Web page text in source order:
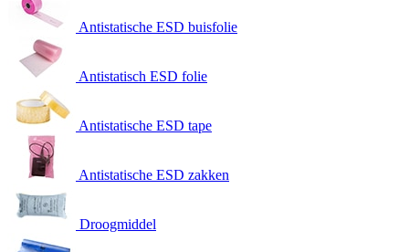
Antistatische ESD buisfolie
Antistatisch ESD folie
Antistatische ESD tape
Antistatische ESD zakken
Droogmiddel